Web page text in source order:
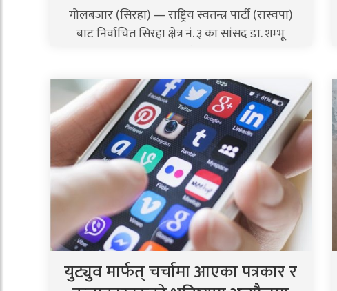
गोलबजार (सिरहा) — राष्ट्रिय स्वतन्त्र पार्टी (रास्वपा)
बाट निर्वाचित सिरहा क्षेत्र नं. ३ का सांसद डा. शम्भू
युट्युव मार्फत् चर्चामा आएका पत्रकार र